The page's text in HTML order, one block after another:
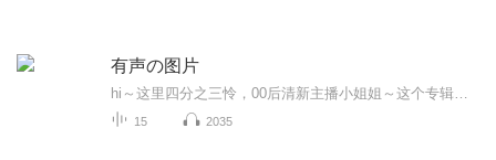
有声の图片
15 2035